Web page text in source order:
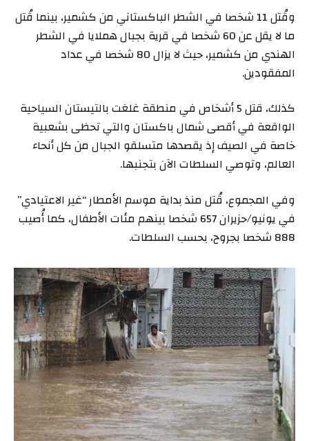
وقُتل 11 شخصا في الشطر الباكستاني من كشمير، بينما قُتل
ما لا يقل عن 60 شخصا في قرية بجبال هملايا في الشطر
الهندي من كشمير، حيث لا يزال 80 شخصا في عداد
المفقودين.
كذلك، قتل 5 أشخاص في منطقة غلغت بالتيستان السياحية
الواقعة في أقصى شمال باكستان والتي تحظى بشعبية
خاصة في الصيف إذ يقصدها متسلقو الجبال من كل أنحاء
العالم، وتوصي السلطات الآن بتجنبها.
وفي المجموع، قُتل منذ بداية موسم الأمطار “غير الاعتيادي”
في يونيو/حزيران 657 شخصا بينهم مئات الأطفال، كما أُصيب
888 شخصا بجروح، بحسب السلطات.